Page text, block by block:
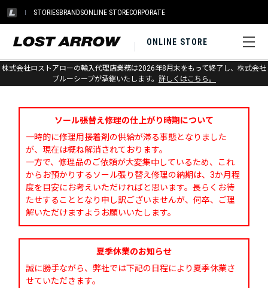
STORIESBRANDSONLINE STORECORPORATE
ONLINE STORE
株式会社ロストアローの輸入代理店業務は2026年8月末をもって終了し、株式会社
ブルーシープが承継いたします。 詳しくはこちら。
お問い合わせ
ソール張替え修理の仕上がり時期について
一時的に修理用接着剤の供給が滞る事態となりました
が、現在は概ね解消されております。
一方で、修理品のご依頼が大変集中しているため、これ
からお預かりするソール張り替え修理の納期は、3か月程
度を目安にお考えいただければと思います。長らくお待
たせすることとなり申し訳ございませんが、何卒、ご理
解いただけますようお願いいたします。
夏季休業のお知らせ
誠に勝手ながら、弊社では下記の日程により夏季休業さ
せていただきます。